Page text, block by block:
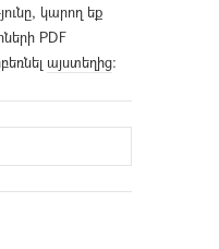
կարող եք
PDF
այստեղից։